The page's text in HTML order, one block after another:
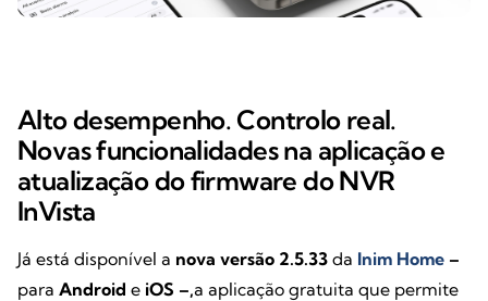
Alto desempenho. Controlo real.
Novas funcionalidades na aplicação e
atualização do firmware do NVR
InVista
Já está disponível a nova versão 2.5.33 da Inim Home –
para Android e iOS –,a aplicação gratuita que permite